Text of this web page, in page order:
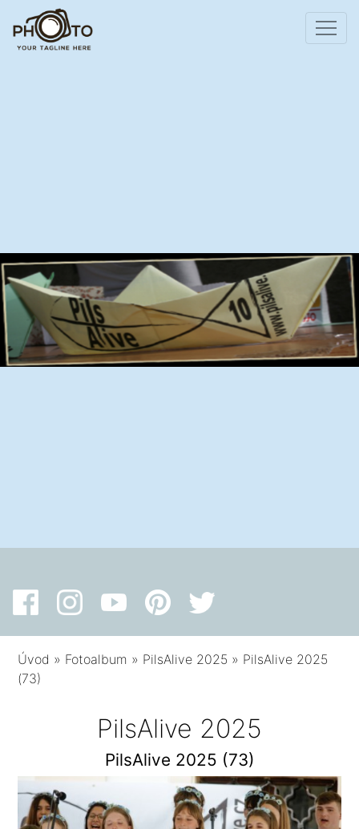
Úvod » Fotoalbum » PilsAlive 2025 » PilsAlive 2025
(73)
PilsAlive 2025
PilsAlive 2025 (73)